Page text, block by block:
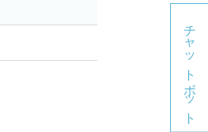
チャットボット